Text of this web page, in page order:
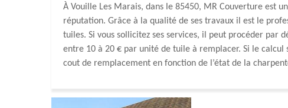
À Vouille Les Marais, dans le 85450, MR Couverture est
réputation. Grâce à la qualité de ses travaux il est le
tuiles. Si vous sollicitez ses services, il peut procéder
entre 10 à 20 € par unité de tuile à remplacer. Si le
cout de remplacement en fonction de l’état de la